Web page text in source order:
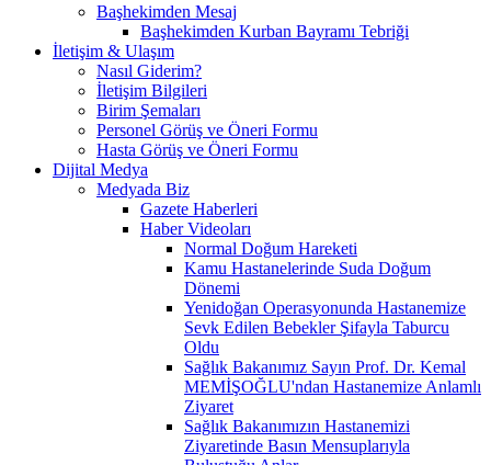
Başhekimden Mesaj
Başhekimden Kurban Bayramı Tebriği
İletişim & Ulaşım
Nasıl Giderim?
İletişim Bilgileri
Birim Şemaları
Personel Görüş ve Öneri Formu
Hasta Görüş ve Öneri Formu
Dijital Medya
Medyada Biz
Gazete Haberleri
Haber Videoları
Normal Doğum Hareketi
Kamu Hastanelerinde Suda Doğum
Dönemi
Yenidoğan Operasyonunda Hastanemize
Sevk Edilen Bebekler Şifayla Taburcu
Oldu
Sağlık Bakanımız Sayın Prof. Dr. Kemal
MEMİŞOĞLU'ndan Hastanemize Anlamlı
Ziyaret
Sağlık Bakanımızın Hastanemizi
Ziyaretinde Basın Mensuplarıyla